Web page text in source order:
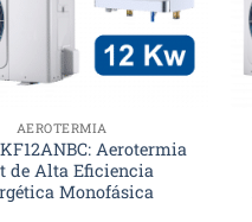
AEROTERMIA
Aerotermia
de Alta Eficiencia
Monofásica